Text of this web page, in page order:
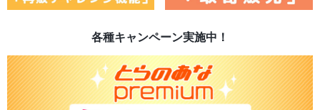
各種キャンペーン実施中！